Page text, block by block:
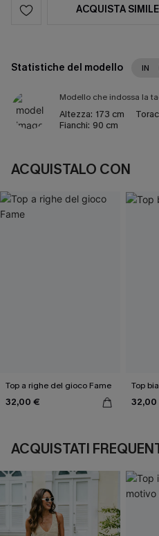
ACQUISTA SIMILE
Statistiche del modello IN
Modello che indossa la
Altezza: 173 cm
Fianchi: 90 cm
ACQUISTALO CON
Top a righe del gioco Fame
32,00 €
Top
32,00
ACQUISTATI